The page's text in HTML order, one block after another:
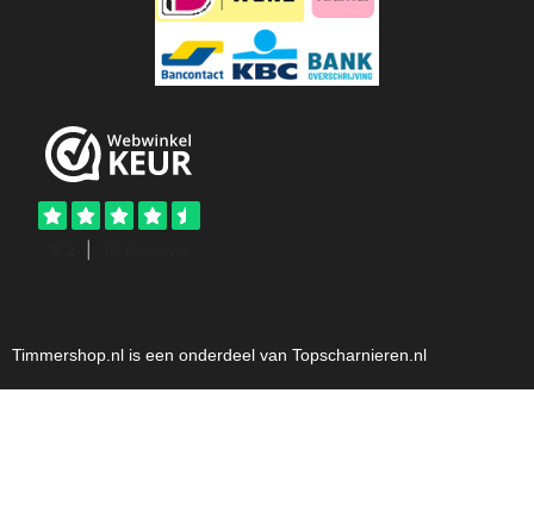
Timmershop.nl is een onderdeel van Topscharnieren.nl